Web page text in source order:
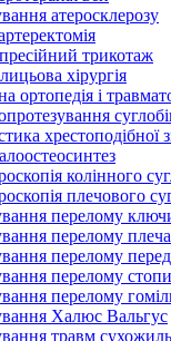
атеросклерозу
трикотаж
хірургія
ортопедія і
хрестоподібної
колінного
плечового
перелому
перелому плеча
перелому
перелому стопи
перелому
Халюс Вальгус
травм сухожиль